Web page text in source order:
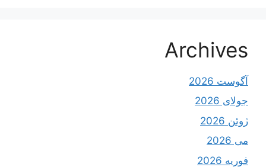
Archives
آگوست 2026
جولای 2026
ژوئن 2026
می 2026
فوریه 2026